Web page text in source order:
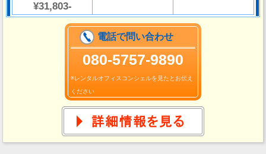
¥31,803-
電話で問い合わせ
080-5757-9890
※レンタルオフィスコンシェルを見たとお伝え
ください